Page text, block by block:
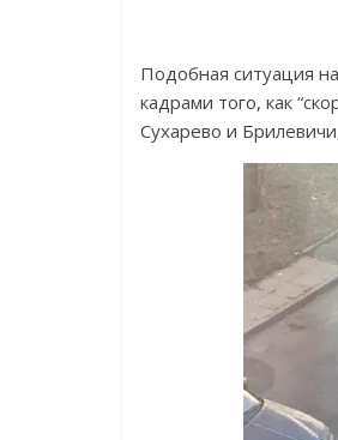
Подобная ситуация
кадрами того, как
Сухарево и